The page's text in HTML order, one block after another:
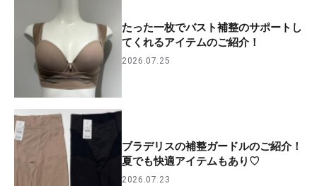
たった一枚でバスト補整のサポートし
てくれるアイテムのご紹介！
2026.07.25
ブラデリスの補整ガードルのご紹介！
夏でも快適アイテムもあり♡
2026.07.23